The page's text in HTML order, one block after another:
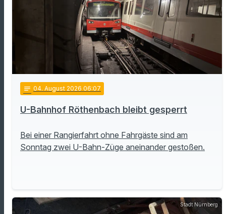
notes 04. August 2026 06:07
U-Bahnhof Röthenbach bleibt gesperrt
Bei einer Rangierfahrt ohne Fahrgäste sind am
Sonntag zwei U-Bahn-Züge aneinander gestoßen.
Stadt Nürnberg